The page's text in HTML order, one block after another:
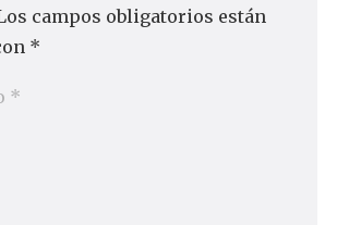
campos obligatorios están
*